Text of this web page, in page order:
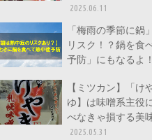
2025.06.11
「梅雨の季節に鍋
リスク！？鍋を食
予防」にもなるよ！
【ミツカン】「け
ゆ】は味噌系主役
べなきゃ損する美
2025.05.31